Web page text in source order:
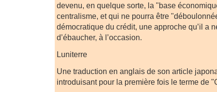
devenu, en quelque sorte, la "base
centralisme, et qui ne pourra être
démocratique du crédit, une approche qu’il a
d’ébaucher, à l’occasion.
Luniterre
Une traduction en anglais de son article
introduisant pour la première fois le terme de